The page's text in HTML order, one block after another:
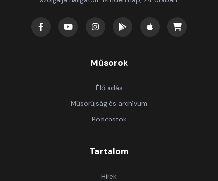
Műsorok
Élő adás
Műsorújság és archívum
Podcastok
Tartalom
Hírek